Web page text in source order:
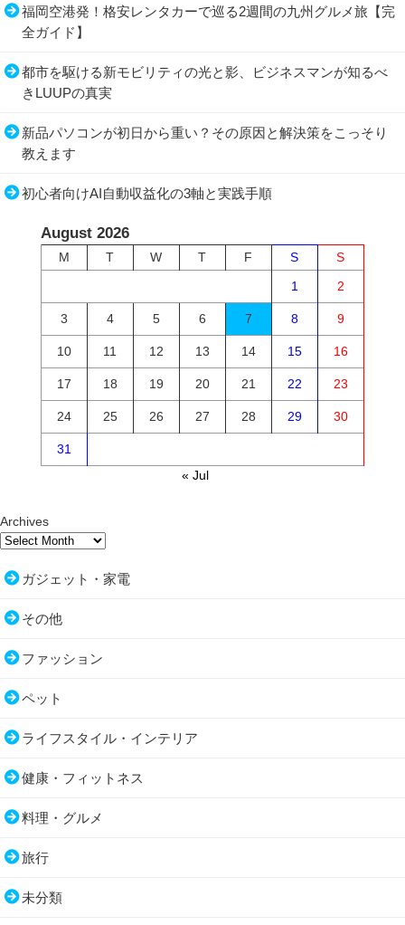
福岡空港発！格安レンタカーで巡る2週間の九州グルメ旅【完
全ガイド】
都市を駆ける新モビリティの光と影、ビジネスマンが知るべ
きLUUPの真実
新品パソコンが初日から重い？その原因と解決策をこっそり
教えます
初心者向けAI自動収益化の3軸と実践手順
August 2026
M T W T F S
S
1
2
3 4 5 6 7 8 9
10 11 12 13 14 15 16
17 18 19 20 21 22 23
24 25 26 27 28 29 30
31
« Jul
Archives
ガジェット・家電
その他
ファッション
ペット
ライフスタイル・インテリア
健康・フィットネス
料理・グルメ
旅行
未分類